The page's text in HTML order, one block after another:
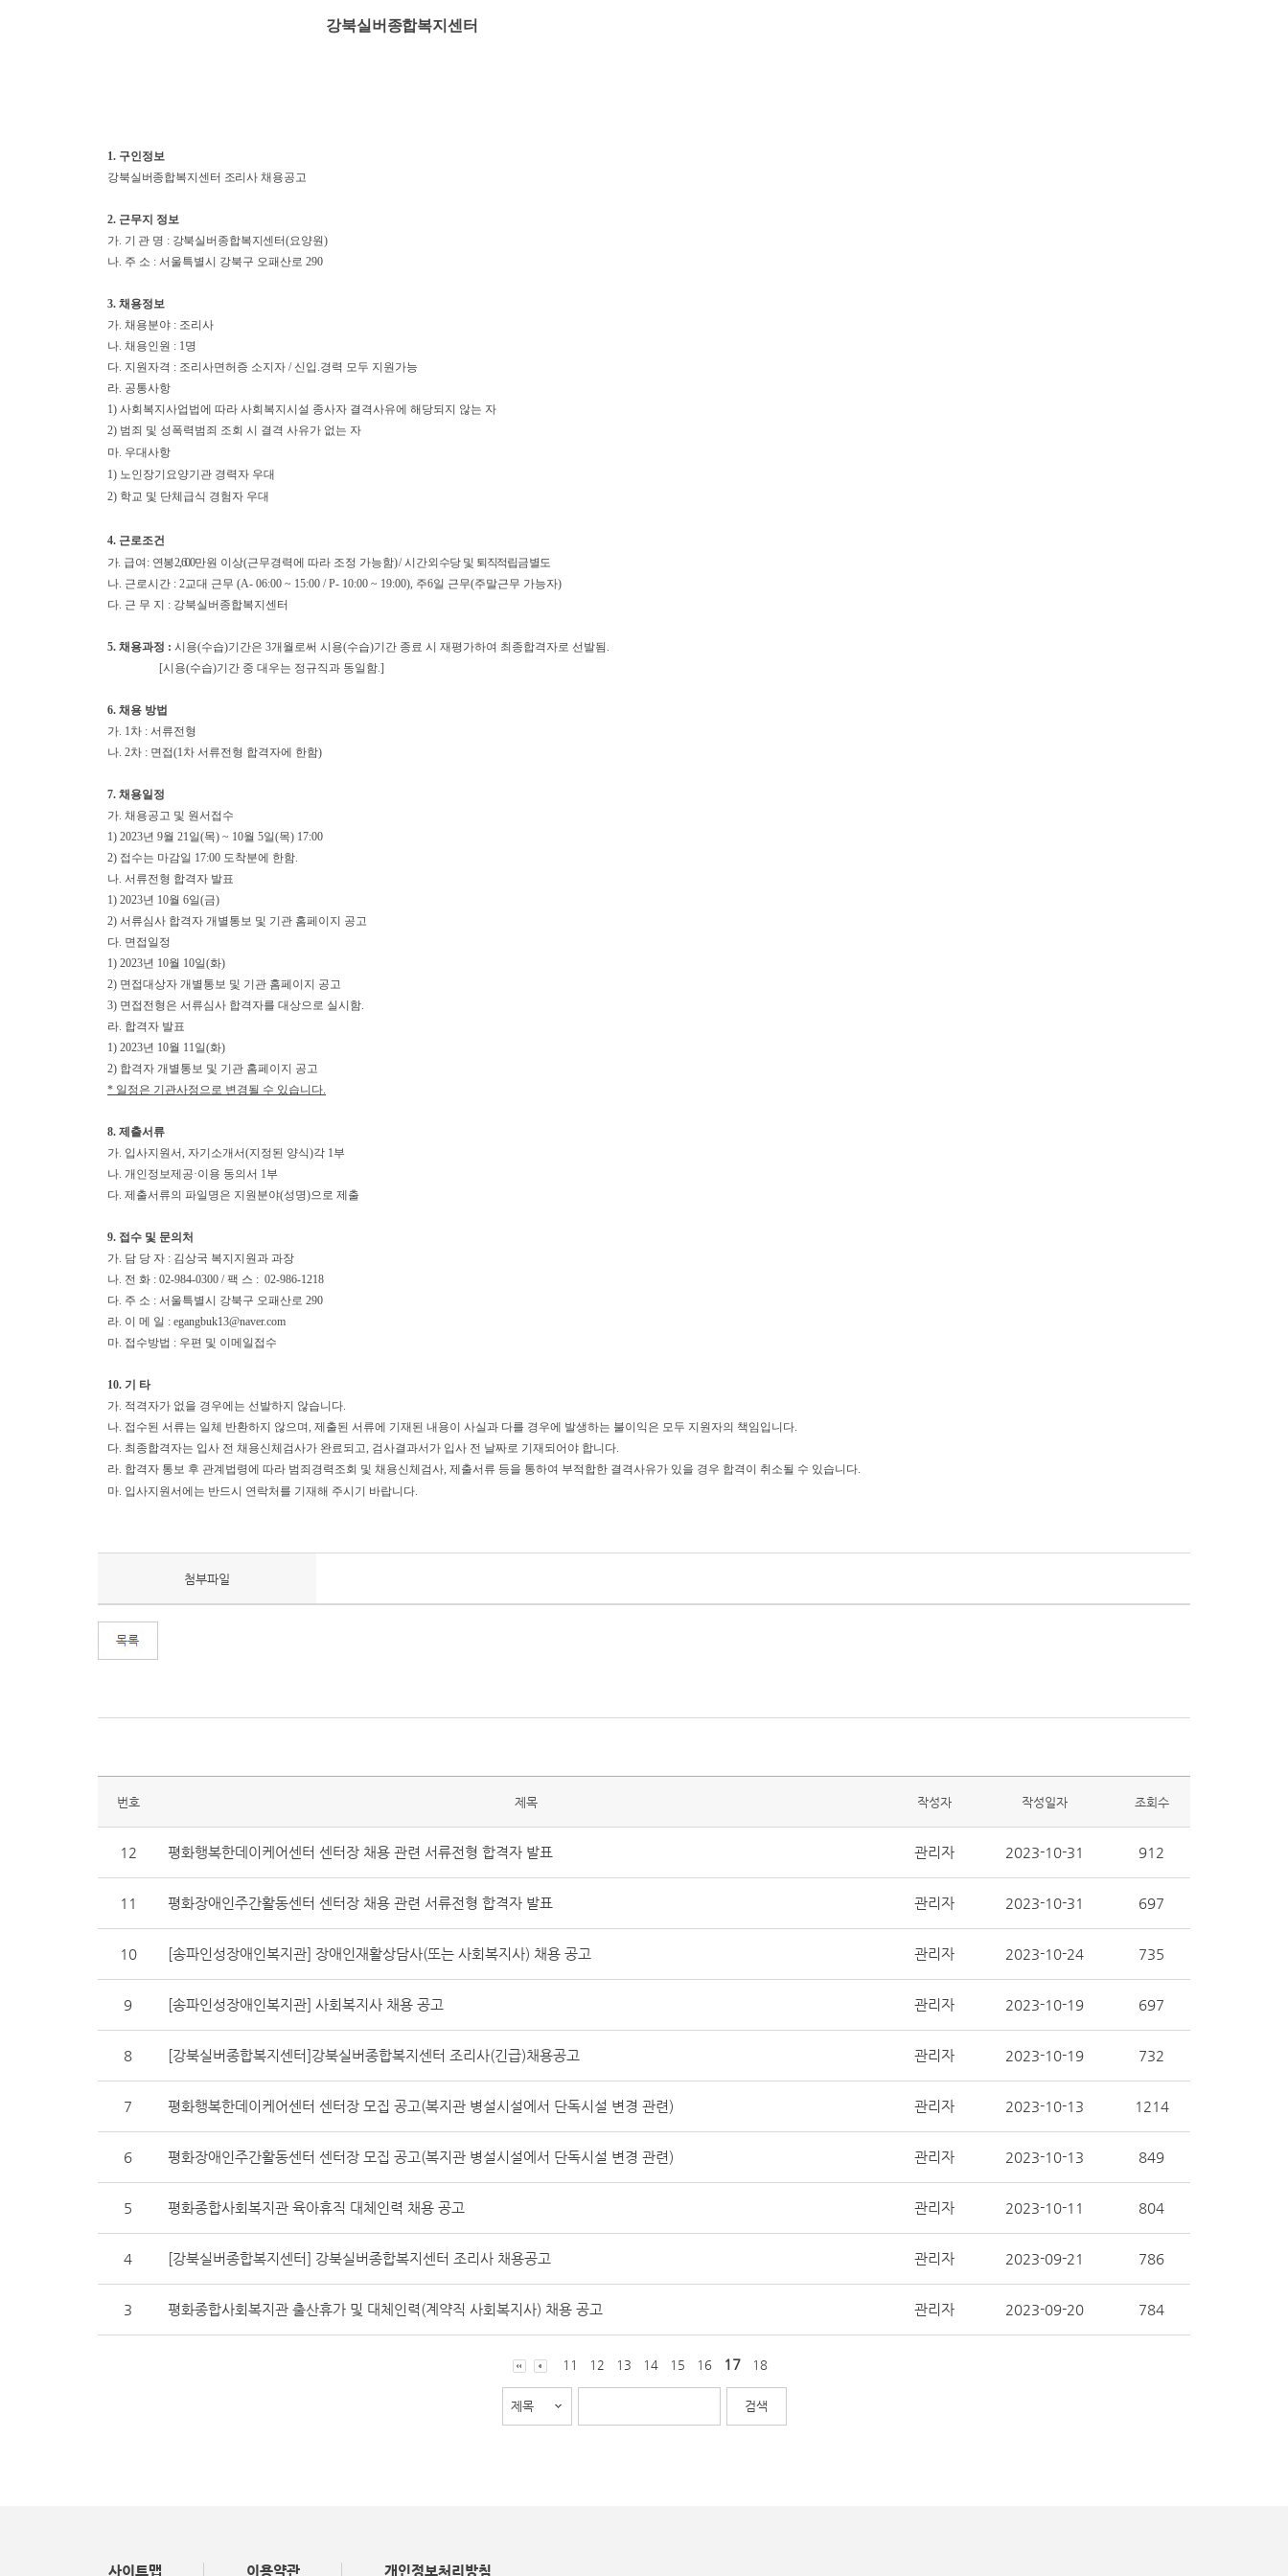
강북실버종합복지센터
1. 구인정보
강북실버종합복지센터 조리사 채용공고
2. 근무지 정보
가. 기 관 명 : 강북실버종합복지센터(요양원)
나. 주 소 : 서울특별시 강북구 오패산로 290
3. 채용정보
가. 채용분야 : 조리사
나. 채용인원 : 1명
다. 지원자격 : 조리사면허증 소지자 / 신입.경력 모두 지원가능
라. 공통사항
1) 사회복지사업법에 따라 사회복지시설 종사자 결격사유에 해당되지 않는 자
2) 범죄 및 성폭력범죄 조회 시 결격 사유가 없는 자
마. 우대사항
1) 노인장기요양기관 경력자 우대
2) 학교 및 단체급식 경험자 우대
4. 근로조건
가. 급 여 : 연봉 2,600만원 이상(근무경력에 따라 조정 가능함)/ 시간외 수당 및 퇴직적립금 별도
나. 근로시간 : 2교대 근무 (A- 06:00 ~ 15:00 / P- 10:00 ~ 19:00), 주6일 근무(주말근무 가능자)
다. 근 무 지 : 강북실버종합복지센터
5. 채용과정 : 시용(수습)기간은 3개월로써 시용(수습)기간 종료 시 재평가하여 최종합격자로 선발됨.
[시용(수습)기간 중 대우는 정규직과 동일함.]
6. 채용 방법
가. 1차 : 서류전형
나. 2차 : 면접(1차 서류전형 합격자에 한함)
7. 채용일정
가. 채용공고 및 원서접수
1) 2023년 9월 21일(목) ~ 10월 5일(목) 17:00
2) 접수는 마감일 17:00 도착분에 한함.
나. 서류전형 합격자 발표
1) 2023년 10월 6일(금)
2) 서류심사 합격자 개별통보 및 기관 홈페이지 공고
다. 면접일정
1) 2023년 10월 10일(화)
2) 면접대상자 개별통보 및 기관 홈페이지 공고
3) 면접전형은 서류심사 합격자를 대상으로 실시함.
라. 합격자 발표
1) 2023년 10월 11일(화)
2) 합격자 개별통보 및 기관 홈페이지 공고
* 일정은 기관사정으로 변경될 수 있습니다.
8. 제출서류
가. 입사지원서, 자기소개서(지정된 양식)각 1부
나. 개인정보제공·이용 동의서 1부
다. 제출서류의 파일명은 지원분야(성명)으로 제출
9. 접수 및 문의처
가. 담 당 자 : 김상국 복지지원과 과장
나. 전 화 : 02-984-0300 /팩 스 : 02-986-1218
다. 주 소 : 서울특별시 강북구 오패산로 290
라. 이 메 일 : egangbuk13@naver.com
마. 접수방법 : 우편 및 이메일접수
10. 기 타
가. 적격자가 없을 경우에는 선발하지 않습니다.
나. 접수된 서류는 일체 반환하지 않으며, 제출된 서류에 기재된 내용이 사실과 다를 경우에 발생하는 불이익은 모두 지원자의 책임입니다.
다. 최종합격자는 입사 전 채용신체검사가 완료되고, 검사결과서가 입사 전 날짜로 기재되어야 합니다.
라. 합격자 통보 후 관계법령에 따라 범죄경력조회 및 채용신체검사, 제출서류 등을 통하여 부적합한 결격사유가 있을 경우 합격이 취소될 수 있습니다.
마. 입사지원서에는 반드시 연락처를 기재해 주시기 바랍니다.
첨부파일
번호 제목 작성자 작성일자 조회수
12 평화행복한데이케어센터 센터장 채용 관련 서류전형 합격자 발표 관리자 2023-10-31 912
11 평화장애인주간활동센터 센터장 채용 관련 서류전형 합격자 발표 관리자 2023-10-31 697
10 [송파인성장애인복지관] 장애인재활상담사(또는 사회복지사) 채용 공고 관리자 2023-10-24 735
9 [송파인성장애인복지관] 사회복지사 채용 공고 관리자 2023-10-19 697
8 [강북실버종합복지센터]강북실버종합복지센터 조리사(긴급)채용공고 관리자 2023-10-19 732
7 평화행복한데이케어센터 센터장 모집 공고(복지관 병설시설에서 단독시설 변경 관련) 관리자 2023-10-13 1214
6 평화장애인주간활동센터 센터장 모집 공고(복지관 병설시설에서 단독시설 변경 관련) 관리자 2023-10-13 849
5 평화종합사회복지관 육아휴직 대체인력 채용 공고 관리자 2023-10-11 804
4 [강북실버종합복지센터] 강북실버종합복지센터 조리사 채용공고 관리자 2023-09-21 786
3 평화종합사회복지관 출산휴가 및 대체인력(계약직 사회복지사) 채용 공고 관리자 2023-09-20 784
11 12 13 14 15 16 17 18
사이트맵 이용약관 개인정보처리방침